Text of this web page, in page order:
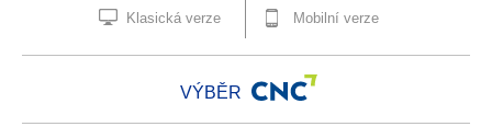
Klasická verze Mobilní verze
VÝBĚR